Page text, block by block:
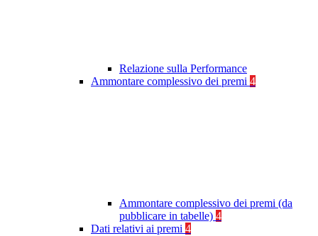
Relazione sulla Performance
Ammontare complessivo dei premi 4
Ammontare complessivo dei premi (da
pubblicare in tabelle) 4
Dati relativi ai premi 4